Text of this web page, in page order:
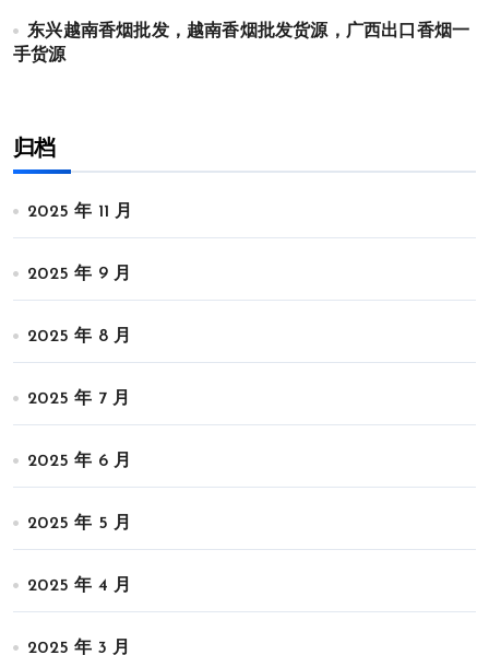
东兴越南香烟批发，越南香烟批发货源，广西出口香烟一
手货源
归档
2025 年 11 月
2025 年 9 月
2025 年 8 月
2025 年 7 月
2025 年 6 月
2025 年 5 月
2025 年 4 月
2025 年 3 月